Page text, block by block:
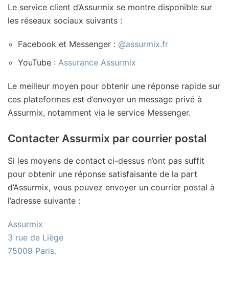
Le service client d’Assurmix se montre disponible sur
les réseaux sociaux suivants :
Facebook et Messenger : @assurmix.fr
YouTube : Assurance Assurmix
Le meilleur moyen pour obtenir une réponse rapide sur
ces plateformes est d’envoyer un message privé à
Assurmix, notamment via le service Messenger.
Contacter Assurmix par courrier postal
Si les moyens de contact ci-dessus n’ont pas suffit
pour obtenir une réponse satisfaisante de la part
d’Assurmix, vous pouvez envoyer un courrier postal à
l’adresse suivante :
Assurmix
3 rue de Liège
75009 Paris.